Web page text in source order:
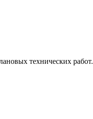
технических работ.